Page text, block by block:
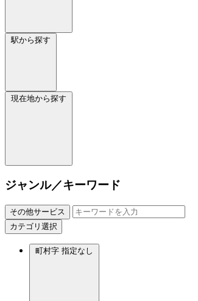
駅から探す
現在地から探す
ジャンル／キーワード
その他サービス
カテゴリ選択
町村字 指定なし